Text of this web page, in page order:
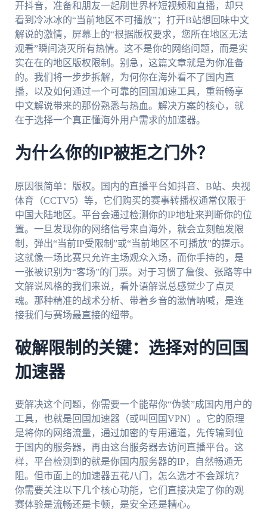
开抖音，准备和朋友一起刷世界杯短视频和直播，却只
看到冷冰冰的“当前地区不可播放”；打开B站想回味中文
解说的激情，屏幕上的“根据版权要求，您所在地区无法
观看”瞬间浇灭所有热情。这不是你的网络问题，而是实
实在在的地区版权限制。别急，这篇文章就是为你准备
的。我们将一步步拆解，为何你在海外看不了国内直
播，以及如何通过一个可靠的回国加速工具，重新畅享
中文解说带来的那份熟悉与热血。解决方案的核心，就
在于选择一个真正懂海外用户需求的加速器。
为什么你的IP被拒之门外？
原因很简单：版权。国内的直播平台如抖音、B站、央视
体育（CCTV5）等，它们购买的赛事转播权通常仅限于
中国大陆地区。平台会通过检测你的IP地址来判断你的位
置。一旦发现你的网络信号来自海外，就会立刻触发限
制，弹出“当前IP受限制”或“当前地区不可播放”的提示。
这就像一场比赛只允许主场观众入场，而你手持的，是
一张被识别为“客场”的门票。对于习惯了詹俊、张路等中
文解说风格的我们来说，看外语解说总感觉少了点灵
魂。那种精准的战术分析、带着乡音的激情呐喊，是连
接我们与赛场最直接的纽带。
破解限制的关键：选择对的回国
加速器
要解决这个问题，你需要一个能帮你“伪装”成国内用户的
工具，也就是回国加速器（或叫回国VPN）。它的原理
是将你的网络流量，通过加密的专用通道，先传输到位
于国内的服务器，再由这台服务器去访问直播平台。这
样，平台检测到的就是你国内服务器的IP，自然畅通无
阻。但市面上的加速器五花八门，怎么选才不会踩坑？
你需要关注以下几个核心功能，它们直接决定了你的观
赛体验是流畅还是卡顿，是安全还是糟心。